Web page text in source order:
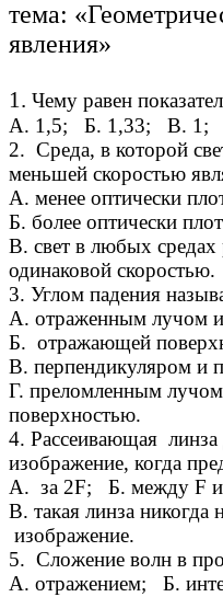
тема:
явления»
1. Чему равен
А. 1,5; Б. 1,33; В. 1;
2. Среда, в которой
меньшей скоростью
А. менее оптически
Б. более оптически
В. свет в любых средах
одинаковой скоростью.
3. Углом падения
А. отраженным лучом
Б. отражающей
В. перпендикуляром и
Г. преломленным
поверхностью.
4. Рассеивающая линза
изображение, когда
А. за 2F; Б. между F и
В. такая линза никогда
изображение.
5. Сложение волн в
А. отражением; Б.